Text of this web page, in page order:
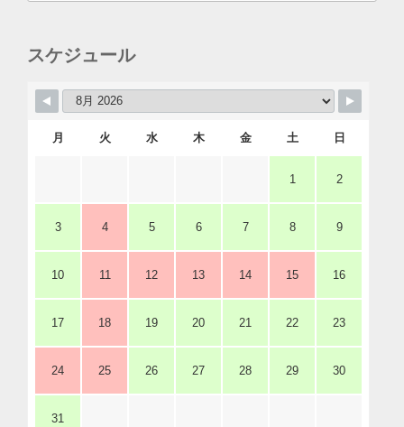
スケジュール
月 火 水 木 金 土 日
1 2
3 4 5 6 7 8 9
10 11 12 13 14 15 16
17 18 19 20 21 22 23
24 25 26 27 28 29 30
31